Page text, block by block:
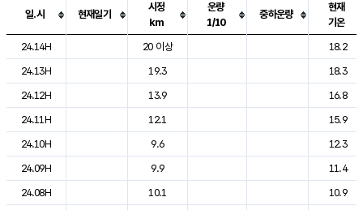
도시별 기상실황표로 지점, 날씨, 기온, 강수, 바람, 기압등을 안내한 표입
일.시 현재일기
시정
km
운량
1/10
중하운량
현재
기온
24.14H
20 이상
18.2
24.13H
19.3
18.3
24.12H
13.9
16.8
24.11H
12.1
15.9
24.10H
9.6
12.3
24.09H
9.9
11.4
24.08H
10.1
10.9